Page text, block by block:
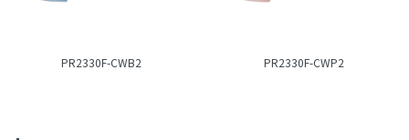
PR2330F-CWB2 PR2330F-CWP2